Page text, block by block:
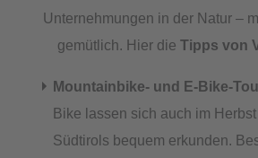
Unternehmungen in der Natur –
gemütlich. Hier dieTipps von
Mountainbike- und E-Bike-
Bike lassen sich auch im
Südtirols bequem erkunden.